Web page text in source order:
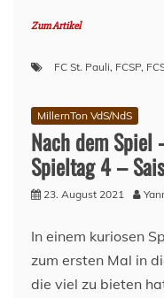
Zum Artikel
FC St. Pauli, FCSP,
MillernTon VdS/NdS
Nach dem Spiel
Spieltag 4 –
23. August 2021
In einem kuriosen
zum ersten Mal in
die viel zu bieten